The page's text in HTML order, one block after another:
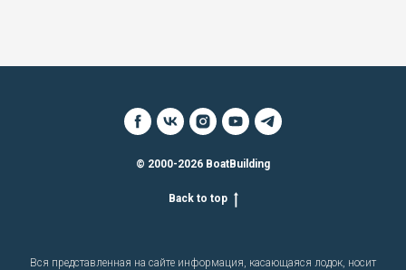
© 2000-2026 BoatBuilding
Back to top
Вся представленная на сайте информация, касающаяся лодок, носит